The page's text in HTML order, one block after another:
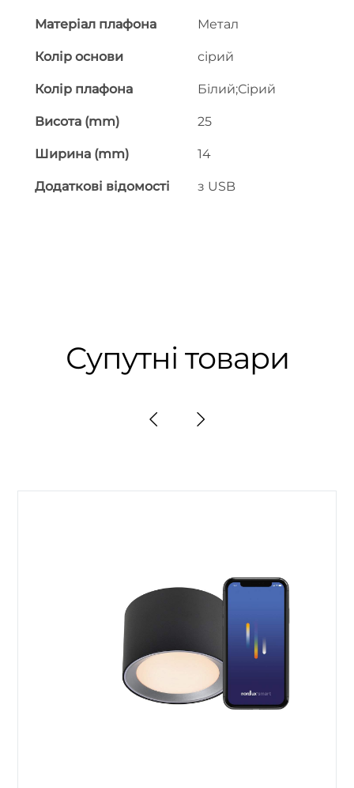
Матеріал плафона Метал
Колір основи сірий
Колір плафона Білий;Сірий
Висота (mm) 25
Ширина (mm) 14
Додаткові відомості з USB
Супутні товари